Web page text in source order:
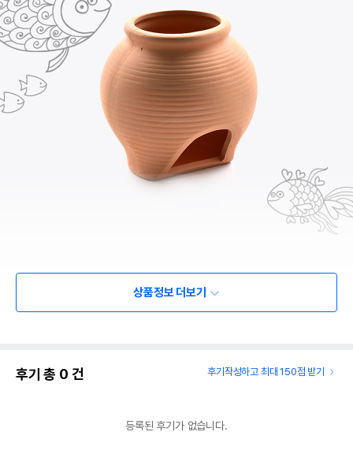
상품정보 더보기
후기 총 0 건 후기작성하고 최대 150점 받기
등록된 후기가 없습니다.